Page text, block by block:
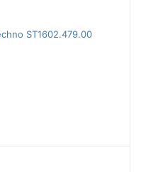
ST1602.479.00